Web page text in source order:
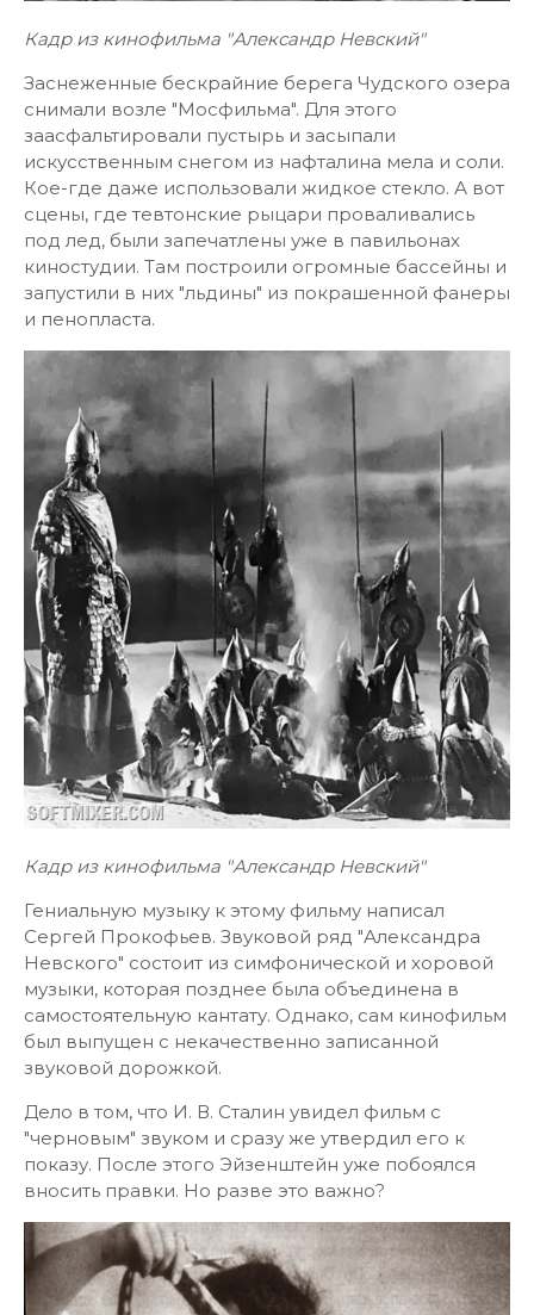
Кадр из кинофильма "Александр Невский"
Заснеженные бескрайние берега Чудского озера
снимали возле "Мосфильма". Для этого
заасфальтировали пустырь и засыпали
искусственным снегом из нафталина мела и соли.
Кое-где даже использовали жидкое стекло. А вот
сцены, где тевтонские рыцари проваливались
под лед, были запечатлены уже в павильонах
киностудии. Там построили огромные бассейны и
запустили в них "льдины" из покрашенной фанеры
и пенопласта.
Кадр из кинофильма "Александр Невский"
Гениальную музыку к этому фильму написал
Сергей Прокофьев. Звуковой ряд "Александра
Невского" состоит из симфонической и хоровой
музыки, которая позднее была объединена в
самостоятельную кантату. Однако, сам кинофильм
был выпущен с некачественно записанной
звуковой дорожкой.
Дело в том, что И. В. Сталин увидел фильм с
"черновым" звуком и сразу же утвердил его к
показу. После этого Эйзенштейн уже побоялся
вносить правки. Но разве это важно?